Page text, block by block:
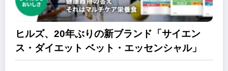
ヒルズ、20年ぶりの新ブランド「サイエン
ス・ダイエット ベット・エッセンシャル」